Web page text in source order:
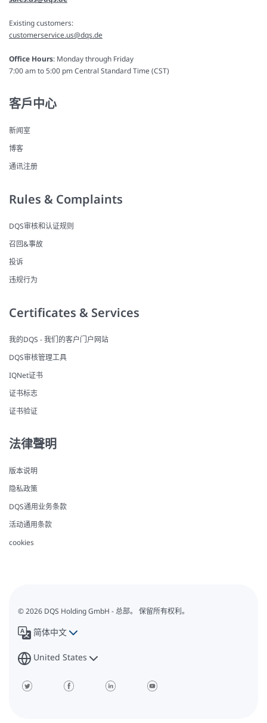
Existing customers:
customerservice.us@dqs.de
Office Hours: Monday through Friday
7:00 am to 5:00 pm Central Standard Time (CST)
客戶中心
新闻室
博客
通讯注册
Rules & Complaints
DQS审核和认证规则
召回&事故
投诉
违规行为
Certificates & Services
我的DQS - 我们的客户门户网站
DQS审核管理工具
IQNet证书
证书标志
证书验证
法律聲明
版本说明
隐私政策
DQS通用业务条款
活动通用条款
cookies
© 2026 DQS Holding GmbH - 总部。 保留所有权利。
简体中文
United States